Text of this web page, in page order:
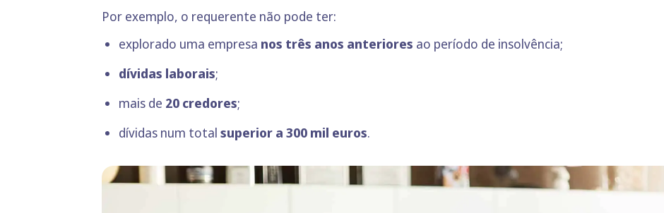
Por exemplo, o requerente não pode ter:
explorado uma empresa nos três anos anteriores ao período de insolvência;
dívidas laborais;
mais de 20 credores;
dívidas num total superior a 300 mil euros.